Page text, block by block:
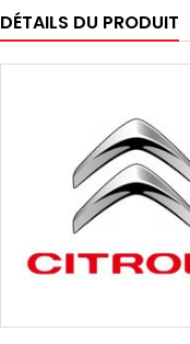
DÉTAILS DU PRODUIT